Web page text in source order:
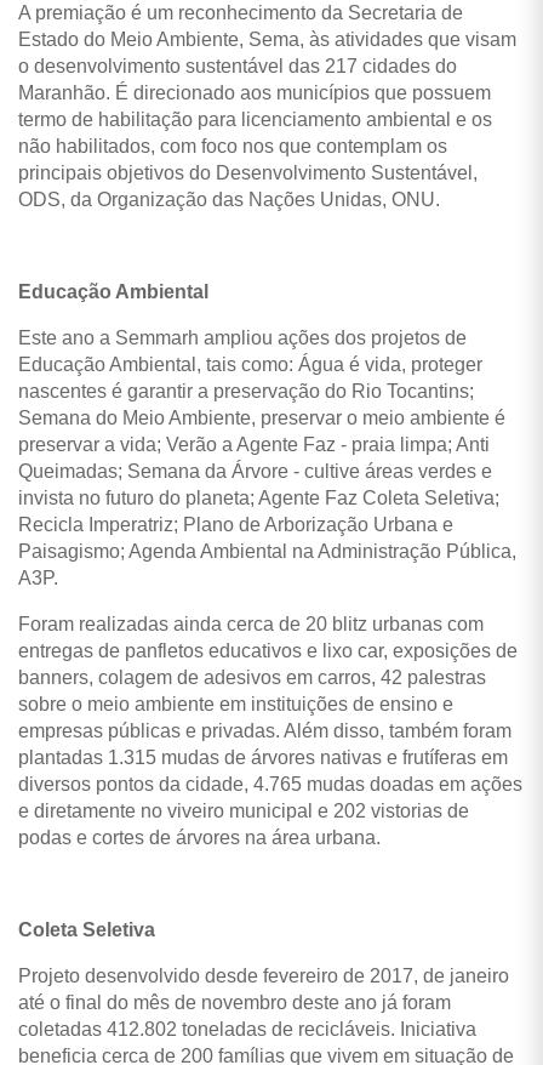
A premiação é um reconhecimento da Secretaria de
Estado do Meio Ambiente, Sema, às atividades que visam
o desenvolvimento sustentável das 217 cidades do
Maranhão. É direcionado aos municípios que possuem
termo de habilitação para licenciamento ambiental e os
não habilitados, com foco nos que contemplam os
principais objetivos do Desenvolvimento Sustentável,
ODS, da Organização das Nações Unidas, ONU.
Educação Ambiental
Este ano a Semmarh ampliou ações dos projetos de
Educação Ambiental, tais como: Água é vida, proteger
nascentes é garantir a preservação do Rio Tocantins;
Semana do Meio Ambiente, preservar o meio ambiente é
preservar a vida; Verão a Agente Faz - praia limpa; Anti
Queimadas; Semana da Árvore - cultive áreas verdes e
invista no futuro do planeta; Agente Faz Coleta Seletiva;
Recicla Imperatriz; Plano de Arborização Urbana e
Paisagismo; Agenda Ambiental na Administração Pública,
A3P.
Foram realizadas ainda cerca de 20 blitz urbanas com
entregas de panfletos educativos e lixo car, exposições de
banners, colagem de adesivos em carros, 42 palestras
sobre o meio ambiente em instituições de ensino e
empresas públicas e privadas. Além disso, também foram
plantadas 1.315 mudas de árvores nativas e frutíferas em
diversos pontos da cidade, 4.765 mudas doadas em ações
e diretamente no viveiro municipal e 202 vistorias de
podas e cortes de árvores na área urbana.
Coleta Seletiva
Projeto desenvolvido desde fevereiro de 2017, de janeiro
até o final do mês de novembro deste ano já foram
coletadas 412.802 toneladas de recicláveis. Iniciativa
beneficia cerca de 200 famílias que vivem em situação de